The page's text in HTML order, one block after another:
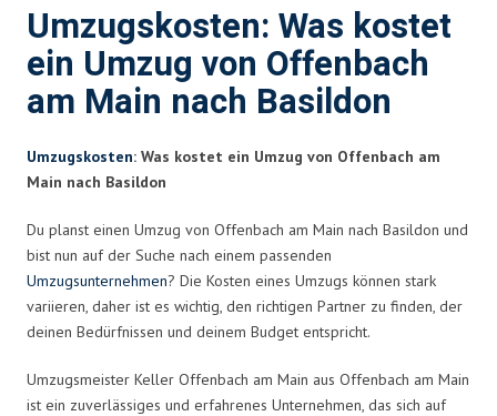
Umzugskosten: Was kostet
ein Umzug von Offenbach
am Main nach Basildon
Umzugskosten: Was kostet ein Umzug von Offenbach am
Main nach Basildon
Du planst einen Umzug von Offenbach am Main nach Basildon und
bist nun auf der Suche nach einem passenden
Umzugsunternehmen? Die Kosten eines Umzugs können stark
variieren, daher ist es wichtig, den richtigen Partner zu finden, der
deinen Bedürfnissen und deinem Budget entspricht.
Umzugsmeister Keller Offenbach am Main aus Offenbach am Main
ist ein zuverlässiges und erfahrenes Unternehmen, das sich auf